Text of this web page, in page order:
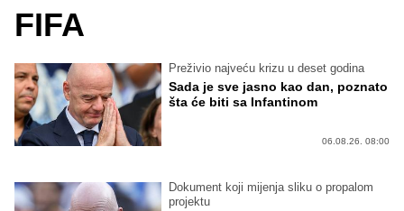
FIFA
Preživio najveću krizu u deset godina
Sada je sve jasno kao dan, poznato
šta će biti sa Infantinom
06.08.26. 08:00
Dokument koji mijenja sliku o propalom
projektu